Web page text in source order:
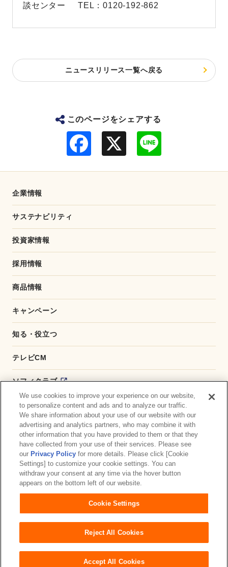
談センター TEL：0120-192-862
ニュースリリース一覧へ戻る
このページをシェアする
企業情報
サステナビリティ
投資家情報
採用情報
商品情報
キャンペーン
知る・役立つ
テレビCM
ソフィクラブ
かんたん応募サービス
ダイレクトショップ
商品取扱い店舗検索
お問い合わせ サイトマップ ウェブサイト利用規約
プライバシーポリシー 障がいの表記について
Copyright© Unicharm Corporation
We use cookies to improve your experience on our website,
to personalize content and ads and to analyze our traffic.
We share information about your use of our website with our
advertising and analytics partners, who may combine it with
other information that you have provided to them or that they
have collected from your use of their services. Please see
our Privacy Policy for more details. Please click [Cookie
Settings] to customize your cookie settings. You can
withdraw your consent at any time via the hover button
appears on the bottom left of our website.
Cookie Settings
Reject All Cookies
Accept All Cookies